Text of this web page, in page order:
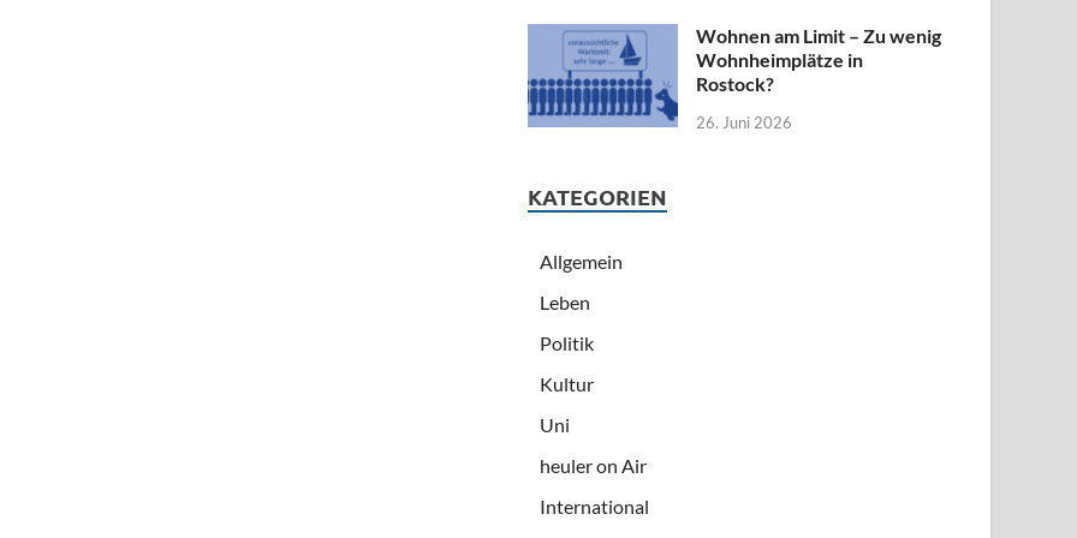
Wohnen am Limit – Zu wenig
Wohnheimplätze in
Rostock?
26. Juni 2026
KATEGORIEN
Allgemein
Leben
Politik
Kultur
Uni
heuler on Air
International